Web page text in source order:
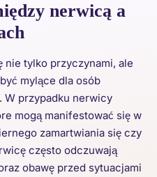
nerwicą a
nie tylko przyczynami, ale
mylące dla osób
W przypadku nerwicy
mogą manifestować się w
zamartwiania się czy
często odczuwają
obawę przed sytuacjami